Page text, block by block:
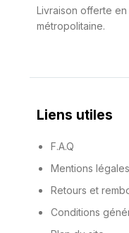
Livraison offerte en
métropolitaine.
Liens utiles
F.A.Q
Mentions légales
Retours et
Conditions